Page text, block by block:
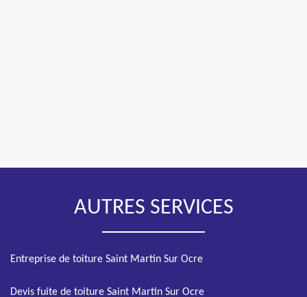
AUTRES SERVICES
Entreprise de toiture Saint Martin Sur Ocre
Devis fuite de toiture Saint Martin Sur Ocre